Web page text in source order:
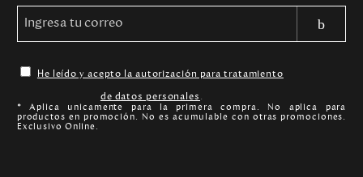
He leído y acepto la autorización para tratamiento
de datos personales.
* Aplica unicamente para la primera compra. No aplica para
productos en promoción. No es acumulable con otras promociones.
Exclusivo Online.